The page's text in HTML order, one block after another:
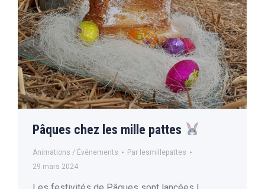
Pâques chez les mille pattes
Animations / Événements Par lesmillepattes
29 mars 2024